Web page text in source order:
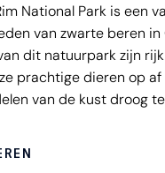
National Park is een
van zwarte beren in
dit natuurpark zijn
prachtige dieren op af
van de kust droog